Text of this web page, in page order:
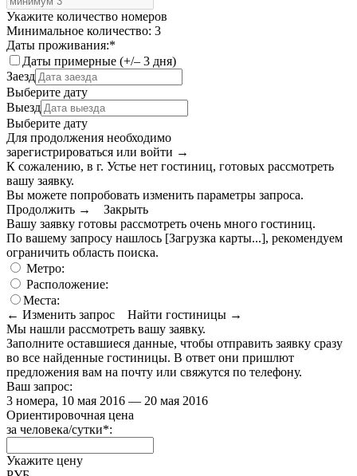
Укажите количество номеров
Минимальное количество: 3
Даты проживания:*
Даты примерные (+/– 3 дня)
Заезд
Выберите дату
Выезд
Выберите дату
Для продолжения необходимо
зарегистрироваться или войти →
К сожалению, в г. Устье нет гостиниц, готовых рассмотреть
вашу заявку.
Вы можете попробовать изменить параметры запроса.
Продолжить →
Закрыть
Вашу заявку готовы рассмотреть очень много гостиниц.
По вашему запросу нашлось [Загрузка карты...], рекомендуем
ограничить область поиска.
Метро:
Расположение:
Места:
← Изменить запрос
Найти гостиницы →
Мы нашли рассмотреть вашу заявку.
Заполните оставшиеся данные, чтобы отправить заявку сразу
во все найденные гостиницы. В ответ они пришлют
предложения вам на почту или свяжутся по телефону.
Ваш запрос:
3 номера, 10 мая 2016 — 20 мая 2016
Ориентировочная цена
за человека/сутки*:
Укажите цену